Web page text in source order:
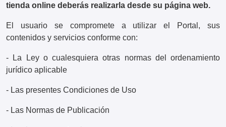
tienda online deberás realizarla desde su página web.
El usuario se compromete a utilizar el Portal, sus
contenidos y servicios conforme con:
- La Ley o cualesquiera otras normas del ordenamiento
jurídico aplicable
- Las presentes Condiciones de Uso
- Las Normas de Publicación